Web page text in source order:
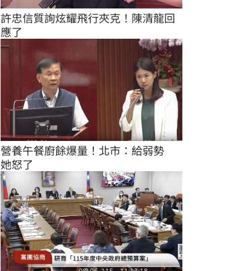
許忠信質詢炫耀飛行夾克！陳清龍回
應了
營養午餐廚餘爆量！北市：給弱勢
她怒了